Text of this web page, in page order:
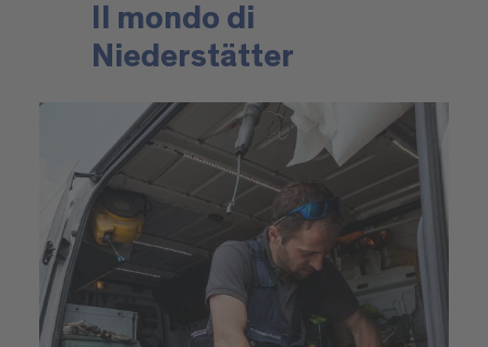
Il mondo di
Niederstätter